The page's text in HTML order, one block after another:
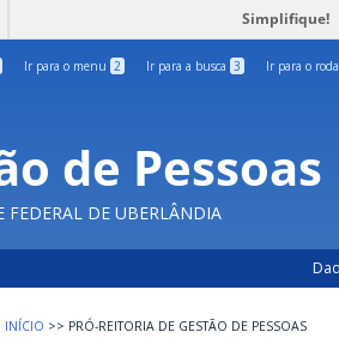
Simplifique!
Ir para o menu 2 Ir para a busca 3 Ir para o
de Pessoas
FEDERAL DE UBERLÂNDIA
INÍCIO >> PRÓ-REITORIA DE GESTÃO DE PESSOAS